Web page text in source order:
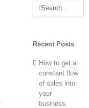
Recent Posts
How to get a
constant flow
of sales into
your
business.